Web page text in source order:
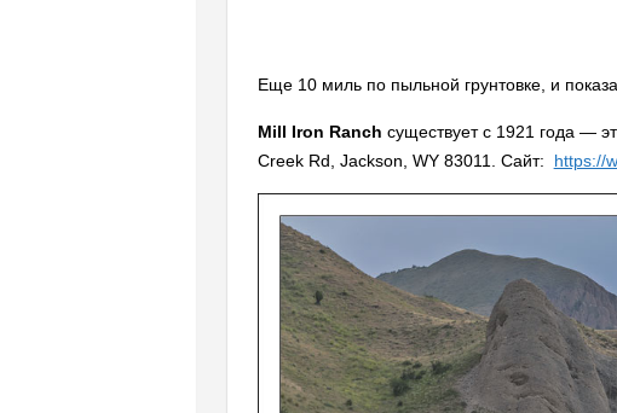
Еще 10 миль по пыльной грунтовке, и
Mill Iron Ranch существует с 1921 года —
Creek Rd, Jackson, WY 83011. Сайт: https://